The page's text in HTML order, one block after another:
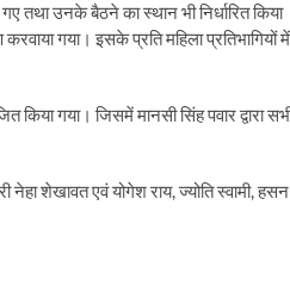
तथा उनके बैठने का स्थान भी निर्धारित किया
गया। इसके प्रति महिला प्रतिभागियों में
गया। जिसमें मानसी सिंह पवार द्वारा
शेखावत एवं योगेश राय, ज्योति स्वामी, हसन